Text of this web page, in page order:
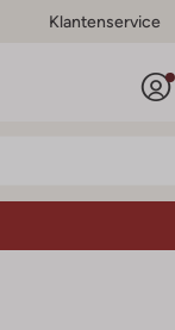
Klantenservice